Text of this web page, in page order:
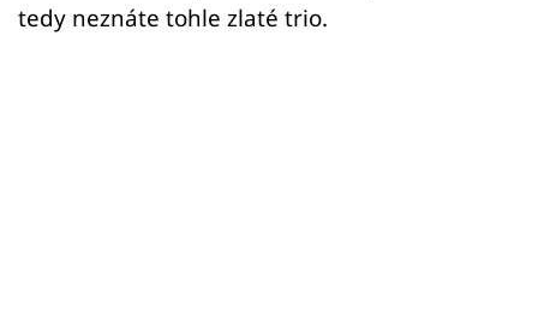
tedy neznáte tohle zlaté trio.